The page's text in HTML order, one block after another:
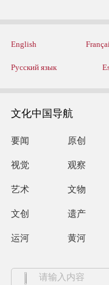
English
Русский язык
文化中国导航
要闻 原创
视觉 观察
艺术 文物
文创 遗产
运河 黄河